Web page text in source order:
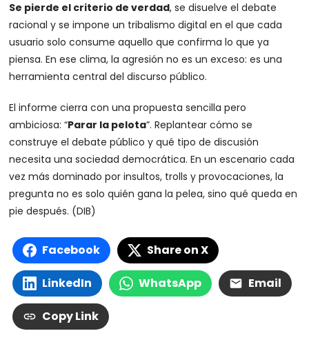
Se pierde el criterio de verdad, se disuelve el debate
racional y se impone un tribalismo digital en el que cada
usuario solo consume aquello que confirma lo que ya
piensa. En ese clima, la agresión no es un exceso: es una
herramienta central del discurso público.
El informe cierra con una propuesta sencilla pero
ambiciosa: “Parar la pelota”. Replantear cómo se
construye el debate público y qué tipo de discusión
necesita una sociedad democrática. En un escenario cada
vez más dominado por insultos, trolls y provocaciones, la
pregunta no es solo quién gana la pelea, sino qué queda en
pie después. (DIB)
Facebook Share on X
LinkedIn WhatsApp Email
Copy Link